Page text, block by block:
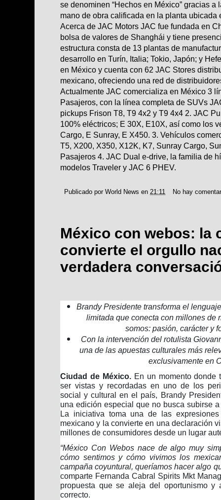
se denominen “Hechos en México” gracias
mano de obra calificada en la planta
Acerca de JAC Motors JAC fue fundada en
bolsa de valores de Shanghái y tiene
estructura consta de 13 plantas de
desarrollo en Turín, Italia; Tokio, Japón; y
en México y cuenta con 62 JAC Stores
mexicano, ofreciendo una red de
Actualmente JAC comercializa en México 3
Pasajeros, con la línea completa de SUVs
pickups Frison T8, T9 4x2 y T9 4x4 2. JAC
100% eléctricos; E 30X, E10X, así como los
Cargo, E Sunray, E X450. 3. Vehículos
T5, X200, X350, X12K, K7, Sunray Cargo,
Pasajeros 4. JAC Dual e-drive, la familia de
modelos Traveler y JAC 6 PHEV.
Publicado por World News en 21:11 No hay
México con webos: la
convierte el orgullo
verdadera
Brandy Presidente transforma el
limitada que conecta con millones de
somos: pasión, carácter y
Con la intervención del rotulista
una de las apuestas culturales más
exclusivamente en
Ciudad de México.En un momento donde
ser vistas y recordadas en uno de los
social y cultural en el país, Brandy
una edición especial que no busca subirse
La iniciativa toma una de las
mexicano y la convierte en una declaración
millones de consumidores desde un lugar
“México Con Webos nace de algo muy
cómo sentimos y cómo vivimos los
campaña coyuntural, queríamos hacer algo
comparte Fernanda Cabral Spirits Mkt
propuesta que se aleja del oportunismo y
correcto.